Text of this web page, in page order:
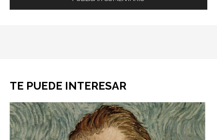
TE PUEDE INTERESAR